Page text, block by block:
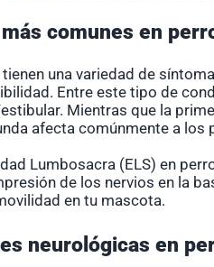
comunes en
una variedad de
Entre este tipo de
. Mientras que la
afecta comúnmente a
Lumbosacra (ELS) en
de los nervios en la
en tu mascota.
neurológicas en